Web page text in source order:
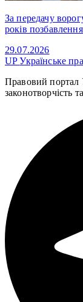
За передачу
років позбавлення
29.07.2026
UPУкраїнське
Правовий портал
законотворчість